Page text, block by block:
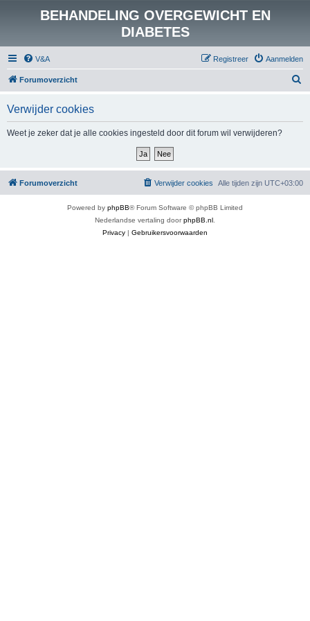
BEHANDELING OVERGEWICHT EN
DIABETES
V&A Aanmelden
Registreer
Forumoverzicht
Verwijder cookies
Weet je zeker dat je alle cookies ingesteld door dit forum wil verwijderen?
Forumoverzicht Alle tijden zijn UTC+03:00
Verwijder cookies
Powered by phpBB® Forum Software © phpBB Limited
Nederlandse vertaling doorphpBB.nl
Privacy | Gebruikersvoorwaarden